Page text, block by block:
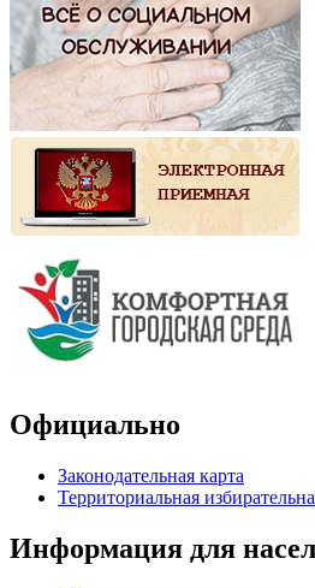
Официально
Законодательная карта
Территориальная
Информация для